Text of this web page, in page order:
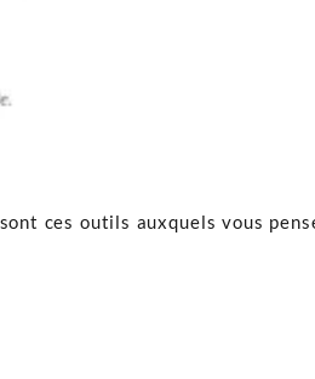
ces outils auxquels vous